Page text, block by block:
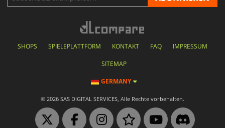
SHOPS SPIELEPLATTFORM KONTAKT FAQ IMPRESSUM
SITEMAP
GERMANY
© 2026 SAS DIGITAL SERVICES, Alle Rechte vorbehalten.